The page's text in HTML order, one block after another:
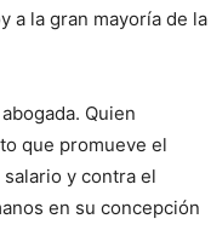
a la gran mayoría de la
Quien
que promueve el
y contra el
en su concepción